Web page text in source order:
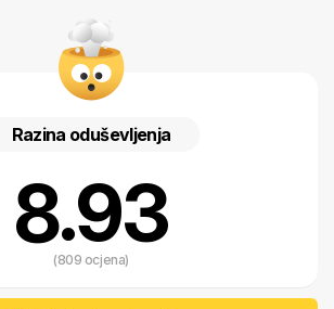
Razina oduševljenja
8.93
(809 ocjena)